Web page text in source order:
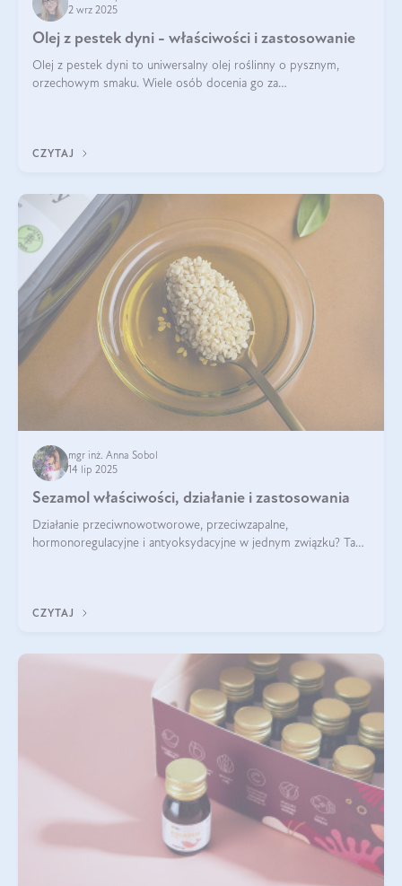
2 wrz 2025
Olej z pestek dyni - właściwości i zastosowanie
Olej z pestek dyni to uniwersalny olej roślinny o pysznym,
orzechowym smaku. Wiele osób docenia go za
CZYTAJ
mgr inż. Anna Sobol
14 lip 2025
Sezamol właściwości, działanie i zastosowania
Działanie przeciwnowotworowe, przeciwzapalne,
hormonoregulacyjne i antyoksydacyjne w jednym związku? Tak
CZYTAJ